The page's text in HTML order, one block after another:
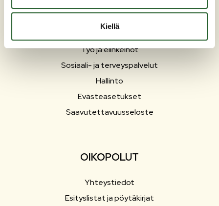
Kiellä
Työ ja elinkeinot
Sosiaali- ja terveyspalvelut
Hallinto
Evästeasetukset
Saavutettavuusseloste
OIKOPOLUT
Yhteystiedot
Esityslistat ja pöytäkirjat